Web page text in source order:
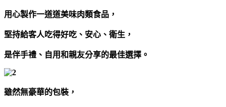
用心製作一道道美味肉類食品，
堅持給客人吃得好吃、安心、衛生，
是伴手禮、自用和親友分享的最佳選擇。
雖然無豪華的包裝，